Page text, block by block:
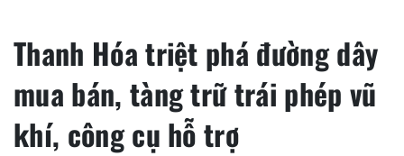
Thanh Hóa triệt phá đường dây
mua bán, tàng trữ trái phép vũ
khí, công cụ hỗ trợ